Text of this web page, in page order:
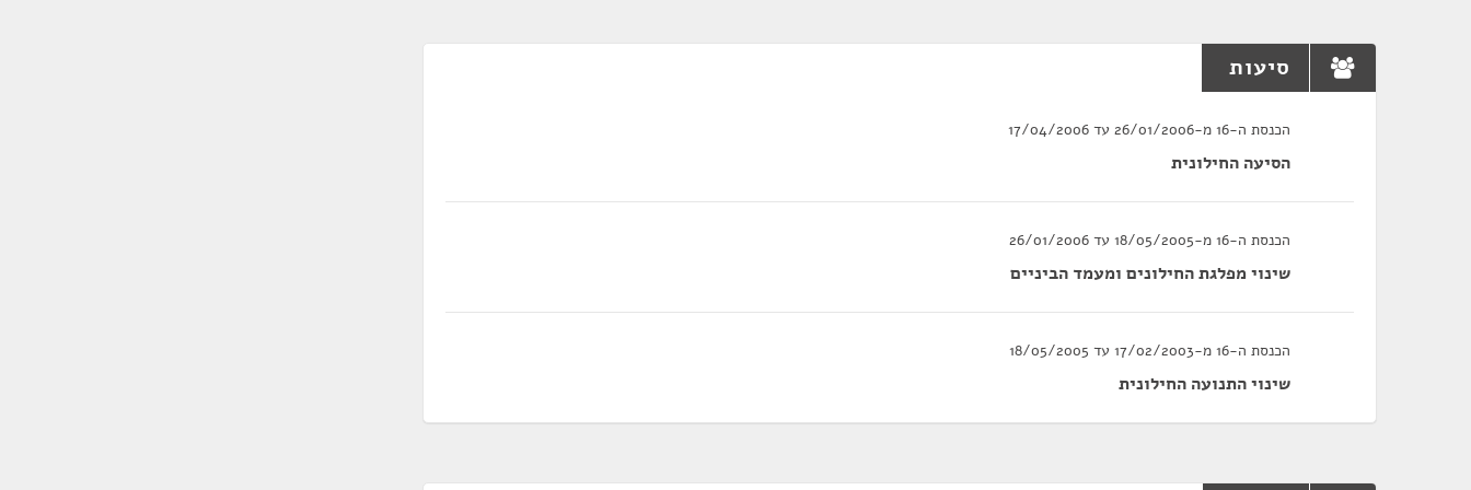
סיעות
הכנסת ה-16 מ-26/01/2006 עד 17/04/2006
הסיעה החילונית
הכנסת ה-16 מ-18/05/2005 עד 26/01/2006
שינוי מפלגת החילונים ומעמד הביניים
הכנסת ה-16 מ-17/02/2003 עד 18/05/2005
שינוי התנועה החילונית